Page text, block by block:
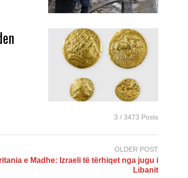
3 / 3473 Posts
OLDER POST
e Madhe: Izraeli të tërhiqet nga jugu i
Libanit